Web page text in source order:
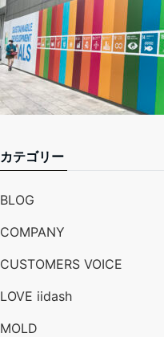
カテゴリー
BLOG
COMPANY
CUSTOMERS VOICE
LOVE iidash
MOLD